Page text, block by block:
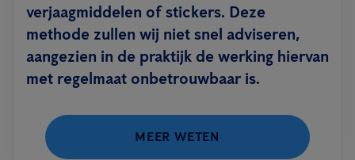
verjaagmiddelen of stickers. Deze
methode zullen wij niet snel adviseren,
aangezien in de praktijk de werking hiervan
met regelmaat onbetrouwbaar is.
MEER WETEN